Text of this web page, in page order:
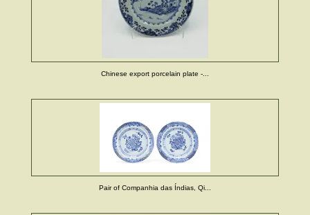
Chinese export porcelain plate -...
Pair of Companhia das Índias, Qi...